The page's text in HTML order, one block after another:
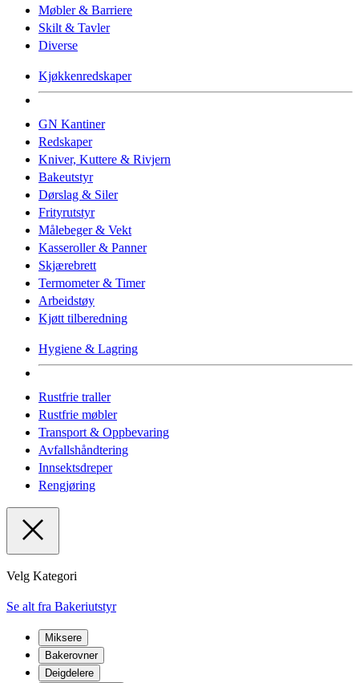
Møbler & Barriere
Skilt & Tavler
Diverse
Kjøkkenredskaper
GN Kantiner
Redskaper
Kniver, Kuttere & Rivjern
Bakeutstyr
Dørslag & Siler
Frityrutstyr
Målebeger & Vekt
Kasseroller & Panner
Skjærebrett
Termometer & Timer
Arbeidstøy
Kjøtt tilberedning
Hygiene & Lagring
Rustfrie traller
Rustfrie møbler
Transport & Oppbevaring
Avfallshåndtering
Innsektsdreper
Rengjøring
Velg Kategori
Se alt fra Bakeriutstyr
Miksere
Bakerovner
Deigdelere